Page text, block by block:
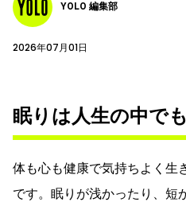
YOLO 編集部
2026年07月01日
眠りは人生の中で
体も心も健康で気持ちよく生
です。眠りが浅かったり、短